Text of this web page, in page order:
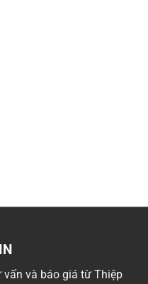
và báo giá từ Thiệp